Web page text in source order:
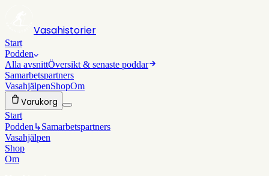
Vasahistorier
Start
Podden
Alla avsnittÖversikt & senaste poddar
Samarbetspartners
VasahjälpenShopOm
Varukorg
Start
Podden ↳Samarbetspartners
Vasahjälpen
Shop
Om